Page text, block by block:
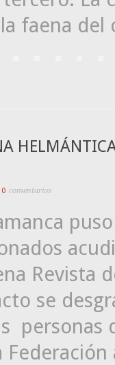
faena
0 comentarios
Revista
se
personas